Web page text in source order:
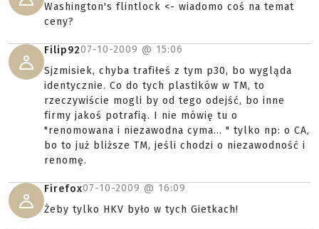
Washington's flintlock <- wiadomo coś na temat
ceny?
Filip9207-10-2009 @ 15:06
Sjzmisiek, chyba trafiłeś z tym p30, bo wygląda
identycznie. Co do tych plastików w TM, to
rzeczywiście mogli by od tego odejść, bo inne
firmy jakoś potrafią. I nie mówię tu o
"renomowana i niezawodna cyma... " tylko np: o CA,
bo to już bliższe TM, jeśli chodzi o niezawodność i
renomę.
Firefox07-10-2009 @ 16:09
Żeby tylko HKV było w tych Gietkach!